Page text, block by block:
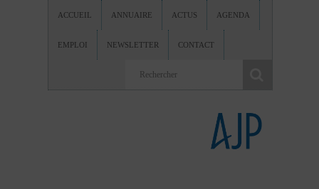
ACCUEIL ANNUAIRE ACTUS AGENDA
EMPLOI NEWSLETTER CONTACT